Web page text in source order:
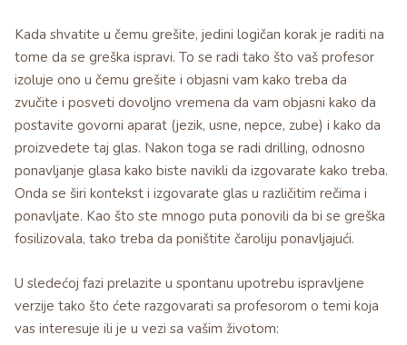
Kada shvatite u čemu grešite, jedini logičan korak je raditi na
tome da se greška ispravi. To se radi tako što vaš profesor
izoluje ono u čemu grešite i objasni vam kako treba da
zvučite i posveti dovoljno vremena da vam objasni kako da
postavite govorni aparat (jezik, usne, nepce, zube) i kako da
proizvedete taj glas. Nakon toga se radi drilling, odnosno
ponavljanje glasa kako biste navikli da izgovarate kako treba.
Onda se širi kontekst i izgovarate glas u različitim rečima i
ponavljate. Kao što ste mnogo puta ponovili da bi se greška
fosilizovala, tako treba da poništite čaroliju ponavljajući.
U sledećoj fazi prelazite u spontanu upotrebu ispravljene
verzije tako što ćete razgovarati sa profesorom o temi koja
vas interesuje ili je u vezi sa vašim životom: